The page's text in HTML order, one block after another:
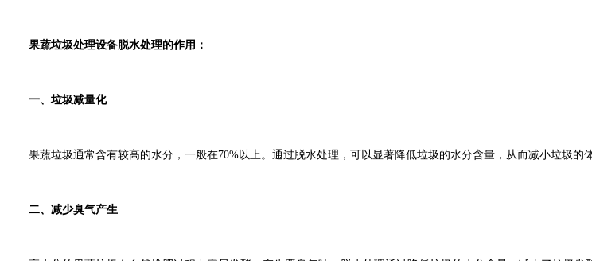
果蔬垃圾处理设备脱水处理的作用：
一、垃圾减量化
果蔬垃圾通常含有较高的水分，一般在70%以上。通过脱水处理，可以显著降低垃圾的水分含量，从而减小垃圾的
二、减少臭气产生